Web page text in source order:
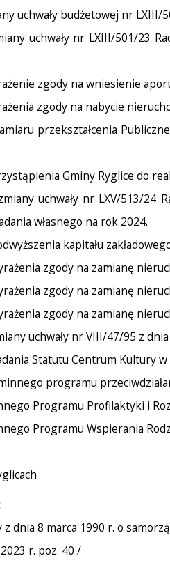
uchwały budżetowej nr
uchwały nr LXIII/501/23
zgody na wniesienie
zgody na nabycie
przekształcenia
Gminy Ryglice do
uchwały nr LXV/513/
własnego na rok 2024.
kapitału
zgody na zamianę
zgody na zamianę
zgody na zamianę
uchwały nr VIII/47/95 z
Statutu Centrum Kultury w
programu
Programu Profilaktyki i
Programu Wspierania
dnia 8 marca 1990 r. o
r. poz. 40 /